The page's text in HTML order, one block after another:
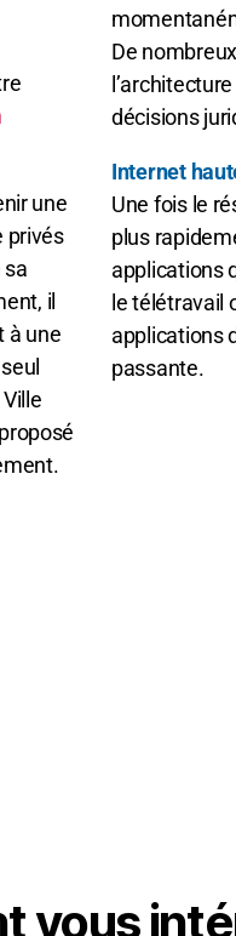
une
privés
sa
il
à une
De
décisions
Internet
Une fois le
plus
applications
le télétravail
applications
passante.
vous